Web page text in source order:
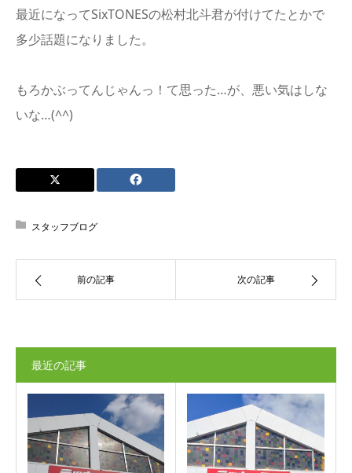
最近になってSixTONESの松村北斗君が付けてたとかで
多少話題になりました。
もろかぶってんじゃんっ！て思った…が、悪い気はしな
いな…(^^)
スタッフブログ
前の記事 次の記事
最近の記事